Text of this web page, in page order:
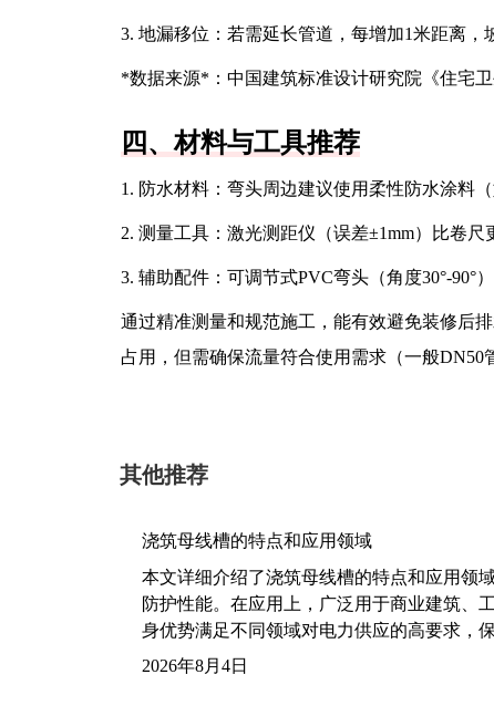
3. 地漏移位：若需延长管道，每增加1米距离，
*数据来源*：中国建筑标准设计研究院《住宅
四、材料与工具推荐
1. 防水材料：弯头周边建议使用柔性防水涂料（
2. 测量工具：激光测距仪（误差±1mm）比卷尺
3. 辅助配件：可调节式PVC弯头（角度30°-90°
通过精准测量和规范施工，能有效避免装修后
占用，但需确保流量符合使用需求（一般DN50
其他推荐
浇筑母线槽的特点和应用领域
本文详细介绍了浇筑母线槽的特点和应用领
防护性能。在应用上，广泛用于商业建筑、
身优势满足不同领域对电力供应的高要求，
2026年8月4日